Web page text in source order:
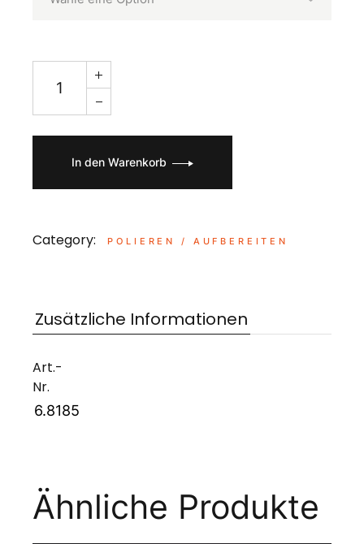
In den Warenkorb
Category: POLIEREN / AUFBEREITEN
Zusätzliche Informationen
Art.-
Nr.
6.8185
Ähnliche Produkte